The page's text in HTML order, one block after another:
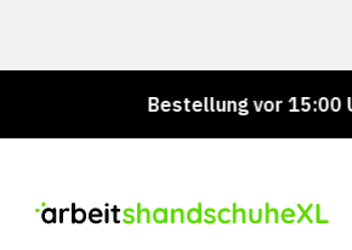
Bestellung vor 15:00 Uhr =